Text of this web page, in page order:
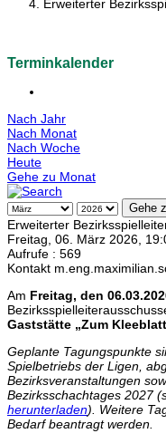
Erweiterter
Terminkalender
Nach Jahr
Nach Monat
Nach Woche
Heute
Gehe zu Monat
Gehe
Erweiterter
Freitag, 06. März 2026,
Aufrufe : 569
Kontakt
Am Freitag, den
Gaststätte „Zum
Geplante Tagungspunkte
Spielbetriebs der Ligen,
Bezirksveranstaltungen
Bezirksschachtages 2027
herunterladen). Weitere
Bedarf beantragt werden.